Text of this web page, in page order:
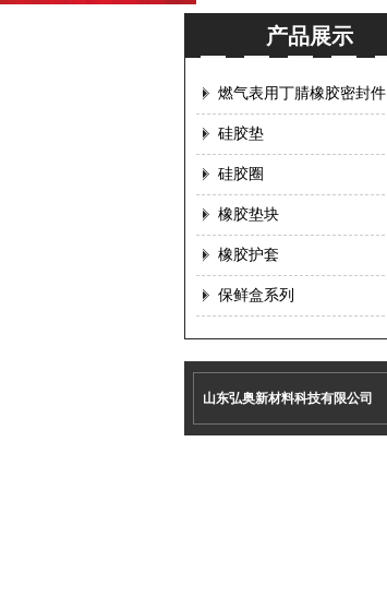
产品展示
燃气表用丁腈橡胶密封件
硅胶垫
硅胶圈
橡胶垫块
橡胶护套
保鲜盒系列
山东弘奥新材料科技有限公司